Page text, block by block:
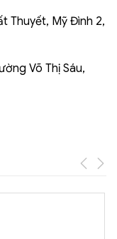
Thuyết, Mỹ Đình 2,
Võ Thị Sáu,